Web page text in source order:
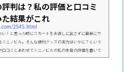
判は？私の評価と口コミ
結果がこれ
2545.html
い！と思った時にスカートをお直しに出さずに簡単にウ
ミニノビル。そんな便利グッズの実力はいかに？という
口コミとあわせてミニノビルの私の本音の評価を書いて
は？久しぶりにスーツが必要になってクローゼットから